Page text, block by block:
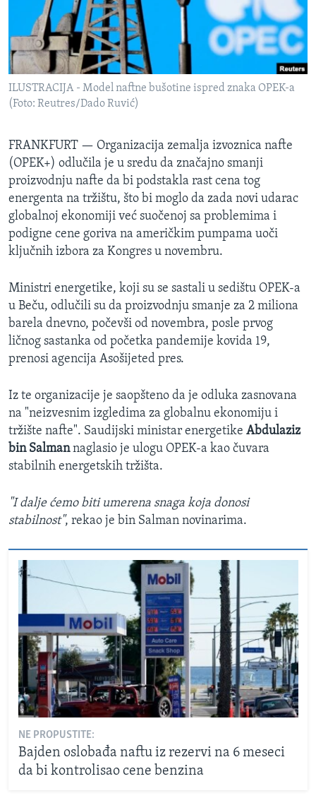
SPORT
INTERVJU
ILUSTRACIJA - Model naftne bušotine ispred znaka OPEK-a
(Foto: Reutres/Dado Ruvić)
FRANKFURT — Organizacija zemalja izvoznica nafte
(OPEK+) odlučila je u sredu da značajno smanji
proizvodnju nafte da bi podstakla rast cena tog
energenta na tržištu, što bi moglo da zada novi udarac
globalnoj ekonomiji već suočenoj sa problemima i
podigne cene goriva na američkim pumpama uoči
ključnih izbora za Kongres u novembru.
Ministri energetike, koji su se sastali u sedištu OPEK-a
u Beču, odlučili su da proizvodnju smanje za 2 miliona
barela dnevno, počevši od novembra, posle prvog
ličnog sastanka od početka pandemije kovida 19,
prenosi agencija Asošijeted pres.
Iz te organizacije je saopšteno da je odluka zasnovana
na "neizvesnim izgledima za globalnu ekonomiju i
tržište nafte". Saudijski ministar energetike Abdulaziz
bin Salmannaglasio je ulogu OPEK-a kao čuvara
stabilnih energetskih tržišta.
"I dalje ćemo biti umerena snaga koja donosi
stabilnost", rekao je bin Salman novinarima.
NE PROPUSTITE:
Bajden oslobađa naftu iz rezervi na 6 meseci
da bi kontrolisao cene benzina